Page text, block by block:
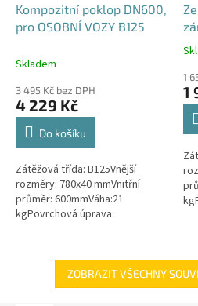
Kompozitní poklop DN600,
pro OSOBNÍ VOZY B125
Skladem
3 495 Kč bez DPH
4 229 Kč
Do košíku
Zátěžová třída: B125Vnější
rozměry: 780x40 mmVnitřní
průměr: 600mmVáha:21
kgPovrchová úprava:
je
4,6
1
1
ZOBRAZIT VŠECHNY